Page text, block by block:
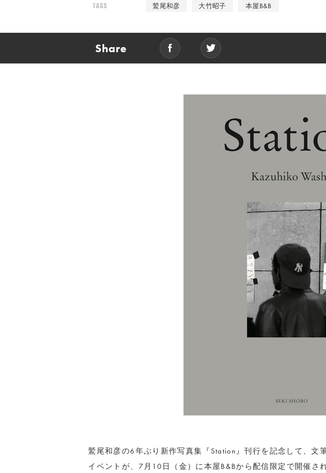
TAGS 鷲尾和彦 大竹昭子 本屋B&B
Share
鷲尾和彦の6年ぶり新作写真集『Station』刊行を記念して、文
イベントが、7月10日（金）に本屋B&Bから配信限定で開催され